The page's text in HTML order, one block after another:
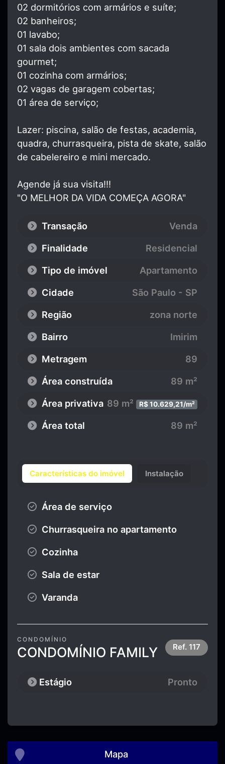
02 dormitórios com armários e suíte;
02 banheiros;
01 lavabo;
01 sala dois ambientes com sacada
gourmet;
01 cozinha com armários;
02 vagas de garagem cobertas;
01 área de serviço;
Lazer: piscina, salão de festas, academia,
quadra, churrasqueira, pista de skate, salão
de cabelereiro e mini mercado.
Agende já sua visita!!!
"O MELHOR DA VIDA COMEÇA AGORA"
Transação
Venda
Finalidade
Residencial
Tipo de imóvel
Apartamento
Cidade
São Paulo - SP
Região
zona norte
Bairro
Imirim
Metragem
89
Área construída
89 m²
Área privativa 89 m² R$ 10.629,21/m²
Área total 89 m²
Características do imóvel Instalação
Área de serviço
Churrasqueira no apartamento
Cozinha
Sala de estar
Varanda
CONDOMÍNIO
CONDOMÍNIO FAMILY Ref. 117
Estágio Pronto
Mapa